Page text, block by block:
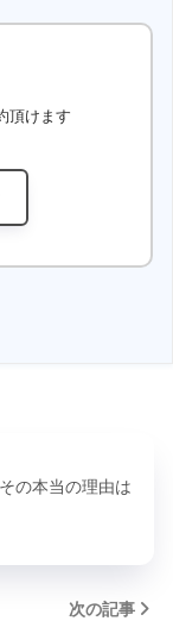
頂けます
の本当の理由は
次の記事